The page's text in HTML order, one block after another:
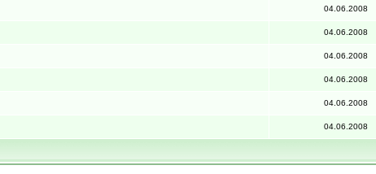
04.06.2008
04.06.2008
04.06.2008
04.06.2008
04.06.2008
04.06.2008